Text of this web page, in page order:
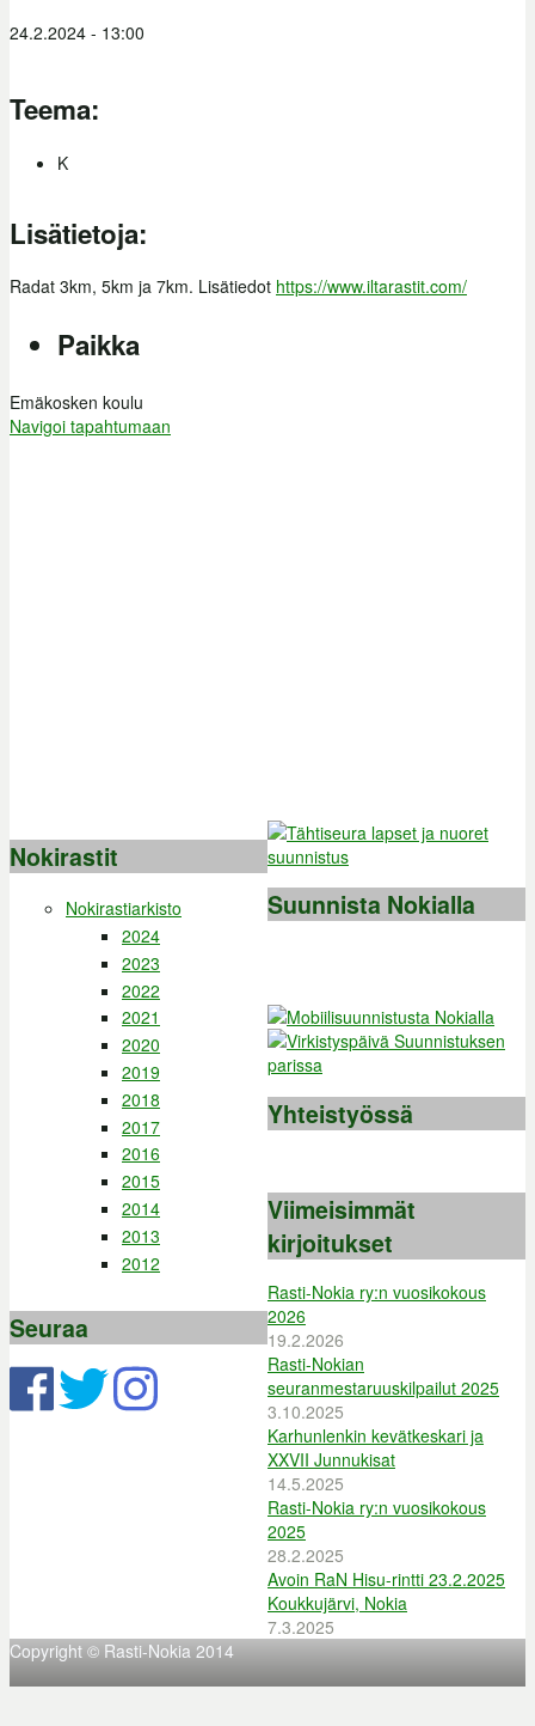
24.2.2024 - 13:00
Teema:
K
Lisätietoja:
Radat 3km, 5km ja 7km. Lisätiedot https://www.iltarastit.com/
Paikka
Emäkosken koulu
Navigoi tapahtumaan
Nokirastit
Nokirastiarkisto
2024
2023
2022
2021
2020
2019
2018
2017
2016
2015
2014
2013
2012
Seuraa
Suunnista Nokialla
Yhteistyössä
Viimeisimmät
kirjoitukset
Rasti-Nokia ry:n vuosikokous
2026
19.2.2026
Rasti-Nokian
seuranmestaruuskilpailut 2025
3.10.2025
Karhunlenkin kevätkeskari ja
XXVII Junnukisat
14.5.2025
Rasti-Nokia ry:n vuosikokous
2025
28.2.2025
Avoin RaN Hisu-rintti 23.2.2025
Koukkujärvi, Nokia
7.3.2025
Copyright © Rasti-Nokia 2014